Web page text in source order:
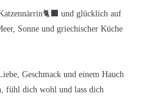
und glücklich auf
Sonne und griechischer Küche
Geschmack und einem Hauch
fühl dich wohl und lass dich